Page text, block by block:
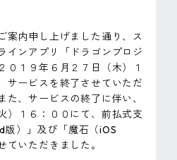
案内申し上げました通り、ス
インアプリ「ドラゴンプロジ
０１９年６月２７日（木）１
サービスを終了させていただ
た、サービスの終了に伴い、
）１６：００にて、前払式支
）」及び「魔石（iOS
いただきました。